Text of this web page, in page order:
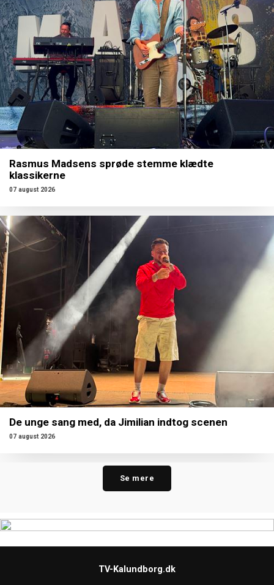
Rasmus Madsens sprøde stemme klædte
klassikerne
07 august 2026
De unge sang med, da Jimilian indtog scenen
07 august 2026
Se mere
TV-Kalundborg.dk